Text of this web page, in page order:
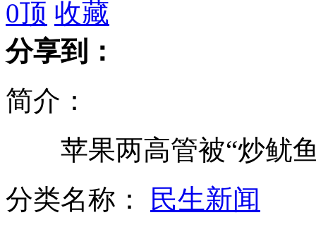
哥伦比亚毒枭“我的血”在阿根廷落网
0顶 收藏
分享到：
简介：
苹果两高管被“炒鱿鱼
分类名称：
民生新闻